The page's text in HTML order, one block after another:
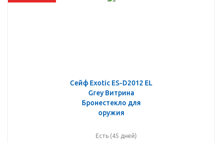
Сейф Exotic ES-D2012 EL
Grey Витрина
Бронестекло для
оружия
Есть (45 дней)